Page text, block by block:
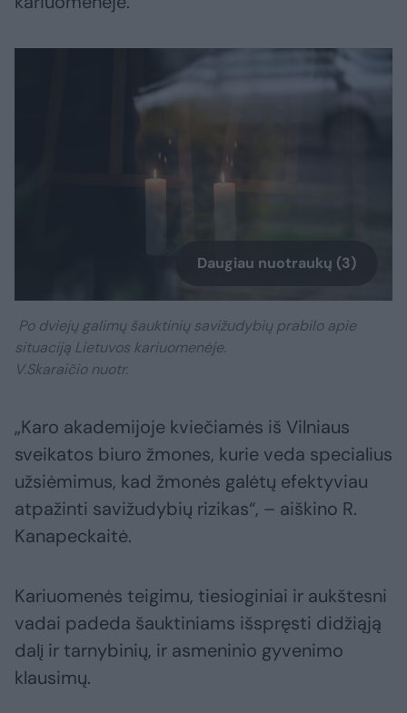
Daugiau nuotraukų (3)
Po dviejų galimų šauktinių savižudybių prabilo apie
situaciją Lietuvos kariuomenėje.
V.Skaraičio nuotr.
„Karo akademijoje kviečiamės iš Vilniaus
sveikatos biuro žmones, kurie veda specialius
užsiėmimus, kad žmonės galėtų efektyviau
atpažinti savižudybių rizikas“, – aiškino R.
Kanapeckaitė.
Kariuomenės teigimu, tiesioginiai ir aukštesni
vadai padeda šauktiniams išspręsti didžiąją
dalį ir tarnybinių, ir asmeninio gyvenimo
klausimų.